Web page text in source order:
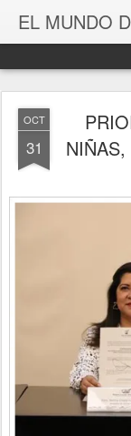
EL MUNDO
OCT
31